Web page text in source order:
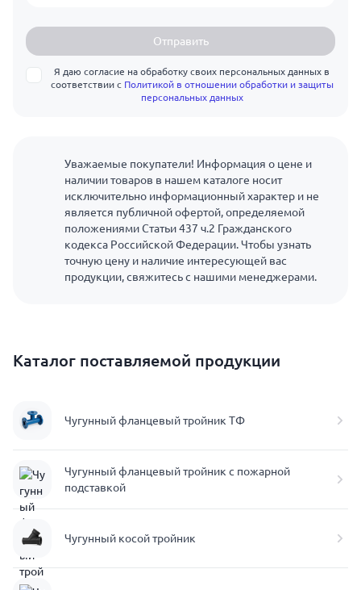
Отправить
Я даю согласие на обработку своих персональных данных в
соответствии с Политикой в отношении обработки и защиты
персональных данных
Уважаемые покупатели! Информация о цене и
наличии товаров в нашем каталоге носит
исключительно информационный характер и не
является публичной офертой, определяемой
положениями Статьи 437 ч.2 Гражданского
кодекса Российской Федерации. Чтобы узнать
точную цену и наличие интересующей вас
продукции, свяжитесь с нашими менеджерами.
Каталог поставляемой продукции
Чугунный фланцевый тройник ТФ
Чугунный фланцевый тройник с пожарной
подставкой
Чугунный косой тройник